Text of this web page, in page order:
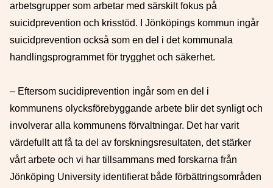
arbetsgrupper som arbetar med särskilt fokus på
suicidprevention och krisstöd. I Jönköpings kommun ingår
suicidprevention också som en del i det kommunala
handlingsprogrammet för trygghet och säkerhet.
– Eftersom sucidiprevention ingår som en del i
kommunens olycksförebyggande arbete blir det synligt och
involverar alla kommunens förvaltningar. Det har varit
värdefullt att få ta del av forskningsresultaten, det stärker
vårt arbete och vi har tillsammans med forskarna från
Jönköping University identifierat både förbättringsområden